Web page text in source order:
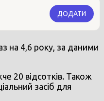
ДОДАТИ
на 4,6 року, за даними
20 відсотків. Також
засіб для